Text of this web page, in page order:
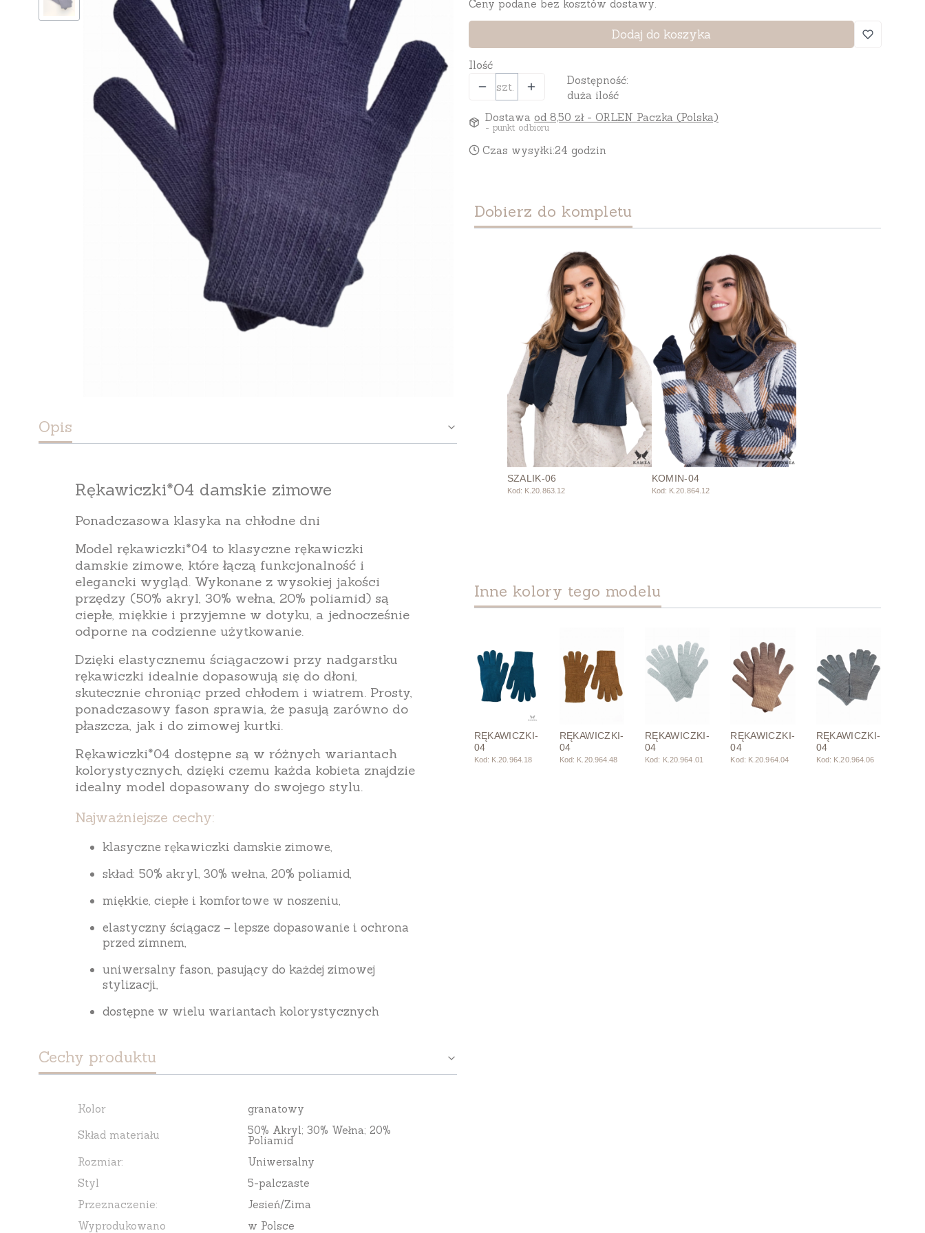
Opis
Rękawiczki*04 damskie zimowe
Ponadczasowa klasyka na chłodne dni
Modelrękawiczki*04 to klasycznerękawiczki
damskie zimowe, które łączą funkcjonalność i
elegancki wygląd. Wykonane z wysokiej jakości
przędzy (50% akryl, 30% wełna, 20% poliamid) są
ciepłe, miękkie i przyjemne w dotyku, a jednocześnie
odporne na codzienne użytkowanie.
Dzięki elastycznemu ściągaczowi przy nadgarstku
rękawiczki idealnie dopasowują się do dłoni,
skutecznie chroniąc przed chłodem i wiatrem. Prosty,
ponadczasowy fason sprawia, że pasują zarówno do
płaszcza, jak i do zimowej kurtki.
Rękawiczki*04 dostępne są w różnych wariantach
kolorystycznych, dzięki czemu każda kobieta znajdzie
idealny model dopasowany do swojego stylu.
Najważniejsze cechy:
klasycznerękawiczki damskie zimowe,
skład: 50% akryl, 30% wełna, 20% poliamid,
miękkie, ciepłe i komfortowe w noszeniu,
elastyczny ściągacz – lepsze dopasowanie i ochrona
przed zimnem,
uniwersalny fason, pasujący do każdej zimowej
stylizacji,
dostępne w wielu wariantach kolorystycznych
Cechy produktu
Kolor granatowy
Skład materiału 50% Akryl; 30% Wełna; 20%
Poliamid
Rozmiar:
Uniwersalny
Styl
5-palczaste
Przeznaczenie:
Jesień/Zima
Wyprodukowano
w Polsce
Ceny podane bez kosztów dostawy.
Dodaj do koszyka
Ilość
szt.
Dostępność:
duża ilość
Dostawa od 8,50 zł - ORLEN Paczka (Polska)
- punkt odbioru
Czas wysyłki:24 godzin
Dobierz do kompletu
SZALIK-06
Kod: K.20.863.12
KOMIN-04
Kod: K.20.864.12
Inne kolory tego modelu
RĘKAWICZKI-
04
Kod: K.20.964.18
RĘKAWICZKI-
04
Kod: K.20.964.48
RĘKAWICZKI-
04
Kod: K.20.964.01
RĘKAWICZKI-
04
Kod: K.20.964.04
RĘKAWICZKI-
04
Kod: K.20.964.06